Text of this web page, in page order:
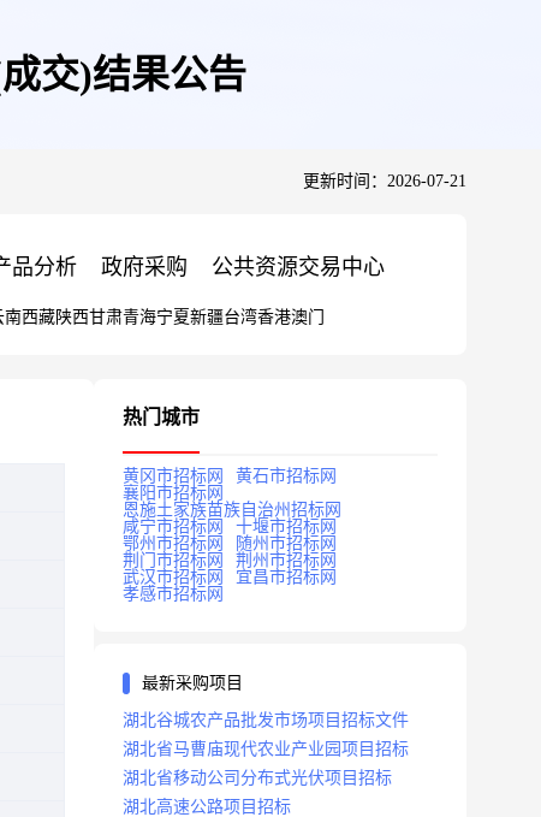
交)结果公告
更新时间：2026-07-21
品分析 政府采购 公共资源交易中心
南西藏陕西甘肃青海宁夏新疆台湾香港澳门
热门城市
黄冈市招标网
黄石市招标网
襄阳市招标网
恩施土家族苗族自治州招标网
咸宁市招标网
十堰市招标网
鄂州市招标网
随州市招标网
荆门市招标网
荆州市招标网
武汉市招标网
宜昌市招标网
孝感市招标网
最新采购项目
湖北谷城农产品批发市场项目招标文件
湖北省马曹庙现代农业产业园项目招标
湖北省移动公司分布式光伏项目招标
湖北高速公路项目招标